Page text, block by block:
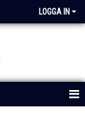
LOGGA IN